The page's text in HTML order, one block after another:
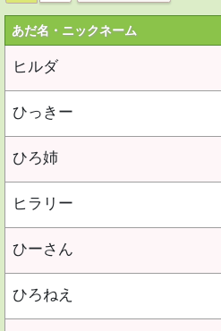
あだ名・ニックネーム
ヒルダ
ひっきー
ひろ姉
ヒラリー
ひーさん
ひろねえ